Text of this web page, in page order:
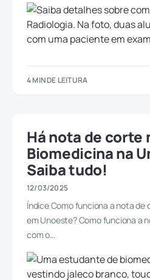
4 MIN DE LEITURA
Há nota de corte
Biomedicina na
Saiba tudo!
12/03/2025
Índice Como funciona a nota de
em Unoeste? Como funciona a
com o…